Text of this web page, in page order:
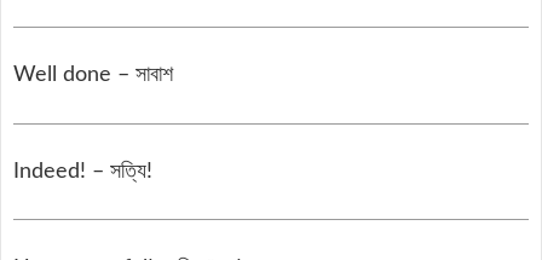
Well done – সাবাশ
Indeed! – সত্যি!